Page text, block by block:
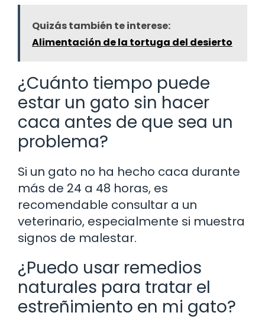
Quizás también te interese:
Alimentación de la tortuga del desierto
¿Cuánto tiempo puede
estar un gato sin hacer
caca antes de que sea un
problema?
Si un gato no ha hecho caca durante
más de 24 a 48 horas, es
recomendable consultar a un
veterinario, especialmente si muestra
signos de malestar.
¿Puedo usar remedios
naturales para tratar el
estreñimiento en mi gato?